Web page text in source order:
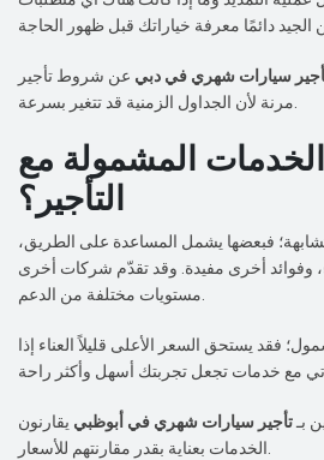
سيارات شهري في دبي عن شروط تأجير
مرنة لأن الجداول الزمنية قد تتغير بسرعة.
المشمولة مع
التأجير؟
فبعضها يشمل المساعدة على الطريق،
وفوائد أخرى مفيدة. وقد تقدّم شركات أخرى
مستويات مختلفة من الدعم.
فقد يستحق السعر الأعلى قليلاً العناء إذا
بـتأجير سيارات شهري في أبوظبي يقارنون
الخدمات بعناية بقدر مقارنتهم للأسعار.